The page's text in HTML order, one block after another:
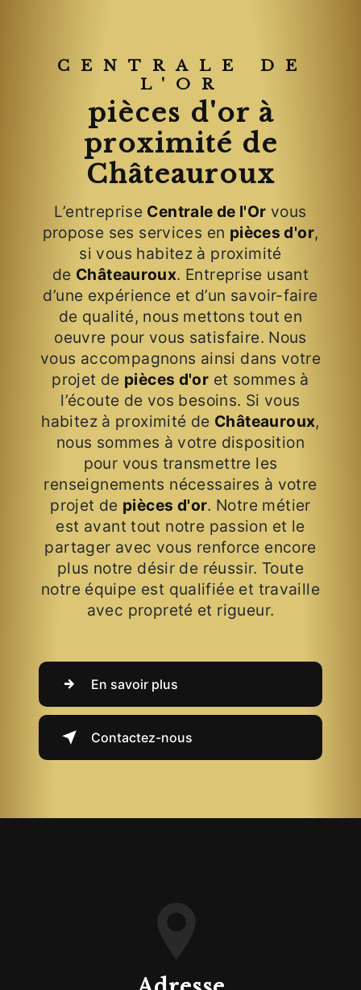
CENTRALE DE
L'OR
pièces d'or à
proximité de
Châteauroux
L’entreprise Centrale de l'Or vous
propose ses services en pièces d'or,
si vous habitez à proximité
de Châteauroux. Entreprise usant
d’une expérience et d’un savoir-faire
de qualité, nous mettons tout en
oeuvre pour vous satisfaire. Nous
vous accompagnons ainsi dans votre
projet de pièces d'or et sommes à
l’écoute de vos besoins. Si vous
habitez à proximité de Châteauroux,
nous sommes à votre disposition
pour vous transmettre les
renseignements nécessaires à votre
projet de pièces d'or. Notre métier
est avant tout notre passion et le
partager avec vous renforce encore
plus notre désir de réussir. Toute
notre équipe est qualifiée et travaille
avec propreté et rigueur.
En savoir plus
Contactez-nous